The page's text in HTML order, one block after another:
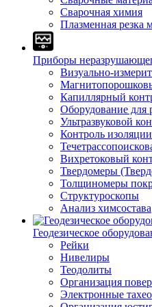
Сварочная химия
Плазменная резка
Приборы
Визуально-
Капиллярный
Оборудование для
Ультразвуковой
Контроль изоляции
Вихретоковый
Твердомеры
Толщиномеры
Структуроскопы
Анализ химсостава
Геодезическое
Рейки
Нивелиры
Теодолиты
Организация
Электронные